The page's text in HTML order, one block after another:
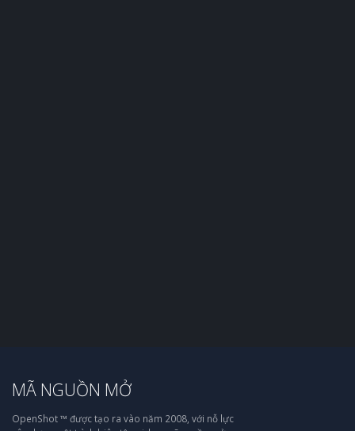
MÃ NGUỒN MỞ
OpenShot ™ được tạo ra vào năm 2008, với nỗ lực